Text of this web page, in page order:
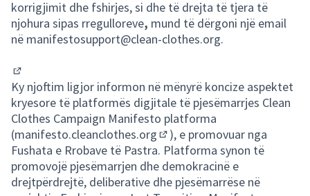
korrigjimit dhe fshirjes, si dhe të drejta të tjera të
njohura sipas rregulloreve, mund të dërgoni një email
në manifestosupport@clean-clothes.org.
(Opens in new tab)
Ky njoftim ligjor informon në mënyrë koncize aspektet
kryesore të platformës digjitale të pjesëmarrjes Clean
Clothes Campaign Manifesto platforma
(manifesto.cleanclothes.org
(Opens in new tab)
), e promovuar nga
Fushata e Rrobave të Pastra. Platforma synon të
promovojë pjesëmarrjen dhe demokracinë e
drejtpërdrejtë, deliberative dhe pjesëmarrëse në